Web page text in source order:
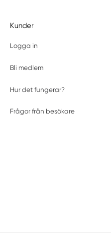
Kunder
Logga in
Bli medlem
Hur det fungerar?
Frågor från besökare